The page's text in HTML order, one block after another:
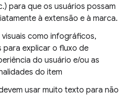
para que os usuários possam
à extensão e à marca.
visuais como infográficos,
para explicar o fluxo de
do usuário e/ou as
do item
usar muito texto para não